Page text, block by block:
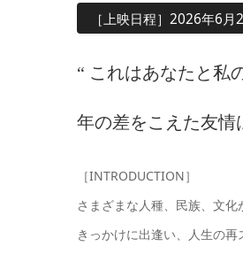
［上映日程］2026年6
“ これはあなたと私
年の差をこえた友情
［INTRODUCTION］
さまざまな人種、民族、文
きっかけに出逢い、人生の再